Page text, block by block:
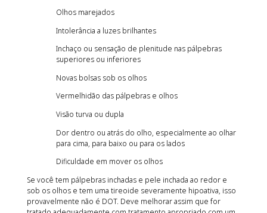
Olhos marejados
Intolerância a luzes brilhantes
Inchaço ou sensação de plenitude nas pálpebras
superiores ou inferiores
Novas bolsas sob os olhos
Vermelhidão das pálpebras e olhos
Visão turva ou dupla
Dor dentro ou atrás do olho, especialmente ao olhar
para cima, para baixo ou para os lados
Dificuldade em mover os olhos
Se você tem pálpebras inchadas e pele inchada ao redor e
sob os olhos e tem uma tireoide severamente hipoativa, isso
provavelmente não é DOT. Deve melhorar assim que for